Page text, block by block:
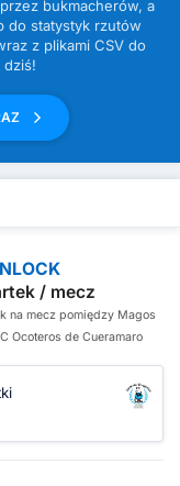
bukmacherów, a
do statystyk rzutów
z plikami CSV do
dziś!
/ mecz
na mecz pomiędzy Magos
Ocoteros de Cueramaro